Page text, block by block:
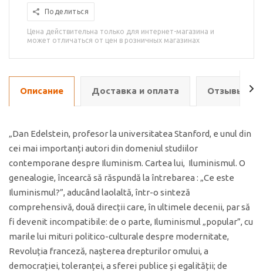
Поделиться
Цена действительна только для интернет-магазина и
может отличаться от цен в розничных магазинах
Описание Доставка и оплата Отзывы о
„Dan Edelstein, profesor la universitatea Stanford, e unul din
cei mai importanți autori din domeniul studiilor
contemporane despre Iluminism. Cartea lui, Iluminismul. O
genealogie, încearcă să răspundă la întrebarea : „Ce este
Iluminismul?”, aducând laolaltă, într-o sinteză
comprehensivă, două direcții care, în ultimele decenii, par să
fi devenit incompatibile: de o parte, Iluminismul „popular”, cu
marile lui mituri politico-culturale despre modernitate,
Revoluția franceză, nașterea drepturilor omului, a
democrației, toleranței, a sferei publice și egalității; de